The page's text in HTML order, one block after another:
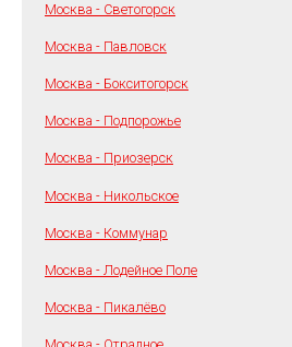
Москва - Светогорск
Москва - Павловск
Москва - Бокситогорск
Москва - Подпорожье
Москва - Приозерск
Москва - Никольское
Москва - Коммунар
Москва - Лодейное Поле
Москва - Пикалёво